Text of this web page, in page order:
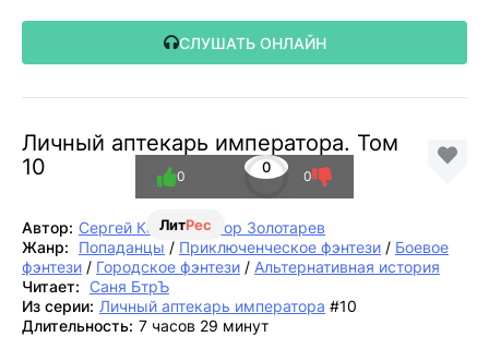
СЛУШАТЬ ОНЛАЙН
Личный аптекарь императора. Том
10
ЛитРес
0
0 0
Автор: Сергей Карелин,Егор Золотарев
Жанр:
Попаданцы / Приключенческое фэнтези / Боевое
фэнтези / Городское фэнтези / Альтернативная история
Читает: Саня БтрЪ
Из серии: Личный аптекарь императора #10
Длительность: 7 часов 29 минут